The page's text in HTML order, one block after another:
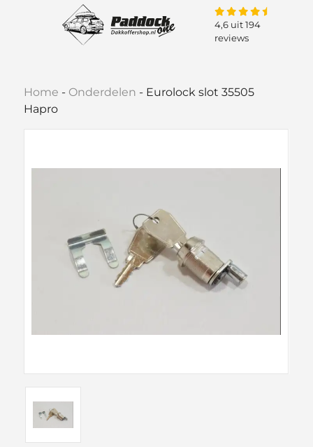
4,6 uit 194
reviews
Home - Onderdelen - Eurolock slot 35505
Hapro